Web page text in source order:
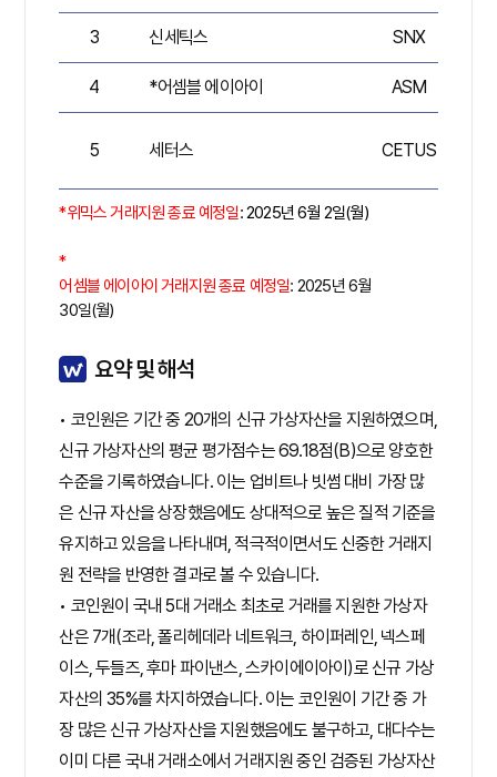
3 신세틱스 SNX
4 *어셈블 에이아이 ASM
5 세터스 CETUS
*위믹스 거래지원 종료 예정일: 2025년 6월 2일(월)
*
어셈블 에이아이 거래지원 종료 예정일: 2025년 6월
30일(월)
요약 및 해석
• 코인원은 기간 중 20개의 신규 가상자산을 지원하였으며,
신규 가상자산의 평균 평가점수는 69.18점(B)으로 양호한
수준을 기록하였습니다. 이는 업비트나 빗썸 대비 가장 많
은 신규 자산을 상장했음에도 상대적으로 높은 질적 기준을
유지하고 있음을 나타내며, 적극적이면서도 신중한 거래지
원 전략을 반영한 결과로 볼 수 있습니다.
• 코인원이 국내 5대 거래소 최초로 거래를 지원한 가상자
산은 7개(조라, 폴리헤데라 네트워크, 하이퍼레인, 넥스페
이스, 두들즈, 후마 파이낸스, 스카이에이아이)로 신규 가상
자산의 35%를 차지하였습니다. 이는 코인원이 기간 중 가
장 많은 신규 가상자산을 지원했음에도 불구하고, 대다수는
이미 다른 국내 거래소에서 거래지원 중인 검증된 가상자산